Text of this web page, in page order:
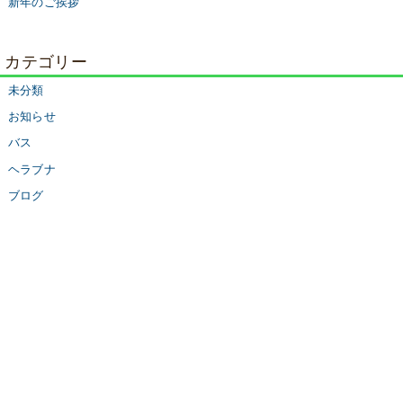
新年のご挨拶
カテゴリー
未分類
お知らせ
バス
ヘラブナ
ブログ